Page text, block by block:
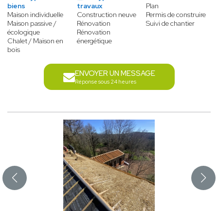
biens
Maison individuelle
Maison passive /
écologique
Chalet / Maison en
bois
travaux
Construction neuve
Rénovation
Rénovation
énergétique
Plan
Permis de construire
Suivi de chantier
ENVOYER UN MESSAGE
Réponse sous 24 heures